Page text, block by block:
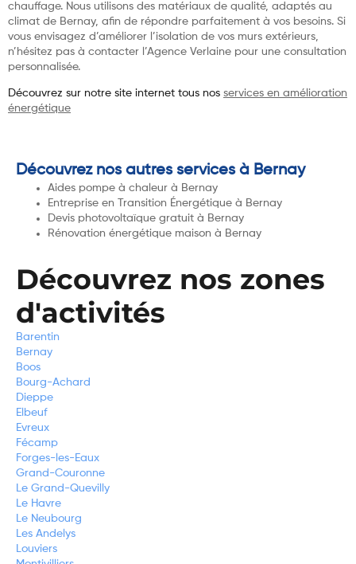
chauffage. Nous utilisons des matériaux de qualité, adaptés au
climat de Bernay, afin de répondre parfaitement à vos besoins. Si
vous envisagez d’améliorer l’isolation de vos murs extérieurs,
n’hésitez pas à contacter l’Agence Verlaine pour une consultation
personnalisée.
Découvrez sur notre site internet tous nos services en amélioration
énergétique
Découvrez nos autres services à Bernay
Aides pompe à chaleur à Bernay
Entreprise en Transition Énergétique à Bernay
Devis photovoltaïque gratuit à Bernay
Rénovation énergétique maison à Bernay
Découvrez nos zones
d'activités
Barentin
Bernay
Boos
Bourg-Achard
Dieppe
Elbeuf
Evreux
Fécamp
Forges-les-Eaux
Grand-Couronne
Le Grand-Quevilly
Le Havre
Le Neubourg
Les Andelys
Louviers